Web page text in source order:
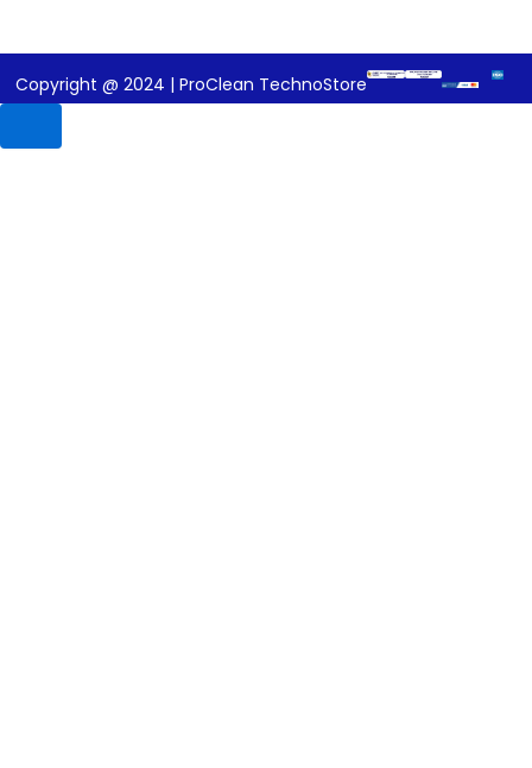
Copyright @ 2024 | ProClean TechnoStore